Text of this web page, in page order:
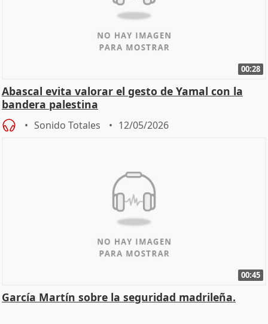
00:28
Abascal evita valorar el gesto de Yamal con la
bandera palestina
Sonido Totales 12/05/2026
00:45
García Martín sobre la seguridad madrileña.